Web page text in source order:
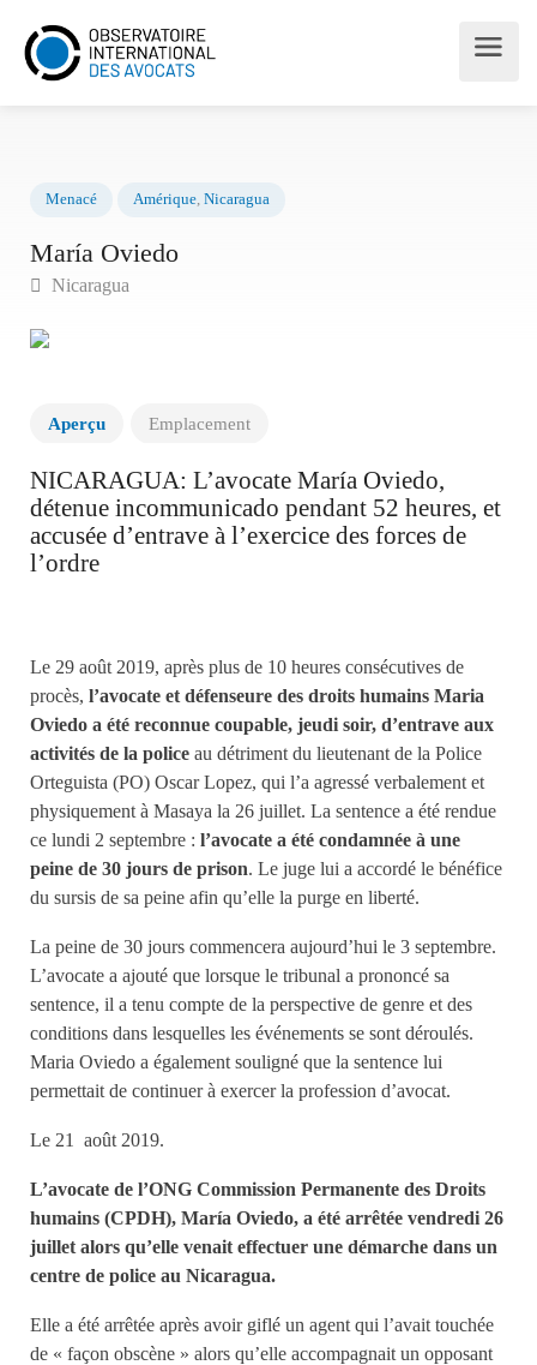
María Oviedo
Aperçu Emplacement
NICARAGUA: L’avocate María Oviedo,
détenue incommunicado pendant 52 heures, et
accusée d’entrave à l’exercice des forces de
l’ordre
Le 29 août 2019, après plus de 10 heures consécutives de
procès, l’avocate et défenseure des droits humains Maria
Oviedo a été reconnue coupable, jeudi soir, d’entrave aux
activités de la police au détriment du lieutenant de la Police
Orteguista (PO) Oscar Lopez, qui l’a agressé verbalement et
physiquement à Masaya la 26 juillet. La sentence a été rendue
ce lundi 2 septembre : l’avocate a été condamnée à une
peine de 30 jours de prison. Le juge lui a accordé le bénéfice
du sursis de sa peine afin qu’elle la purge en liberté.
La peine de 30 jours commencera aujourd’hui le 3 septembre.
L’avocate a ajouté que lorsque le tribunal a prononcé sa
sentence, il a tenu compte de la perspective de genre et des
conditions dans lesquelles les événements se sont déroulés.
Maria Oviedo a également souligné que la sentence lui
permettait de continuer à exercer la profession d’avocat.
Le 21 août 2019.
L’avocate de l’ONG Commission Permanente des Droits
humains (CPDH), María Oviedo, a été arrêtée vendredi 26
juillet alors qu’elle venait effectuer une démarche dans un
centre de police au Nicaragua.
Elle a été arrêtée après avoir giflé un agent qui l’avait touchée
de « façon obscène » alors qu’elle accompagnait un opposant